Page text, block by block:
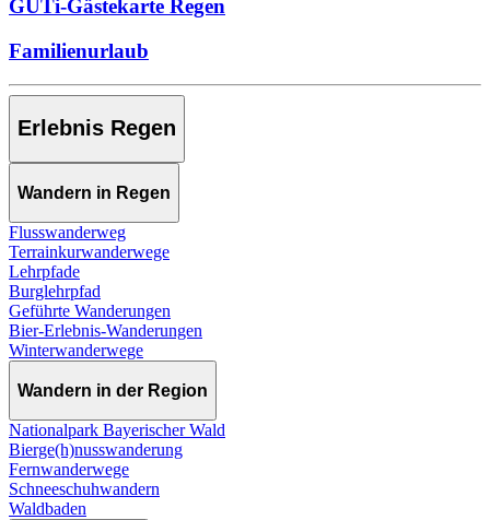
GUTi-Gästekarte Regen
Familienurlaub
Erlebnis Regen
Wandern in Regen
Flusswanderweg
Terrainkurwanderwege
Lehrpfade
Burglehrpfad
Geführte Wanderungen
Bier-Erlebnis-Wanderungen
Winterwanderwege
Wandern in der Region
Nationalpark Bayerischer Wald
Bierge(h)nusswanderung
Fernwanderwege
Schneeschuhwandern
Waldbaden